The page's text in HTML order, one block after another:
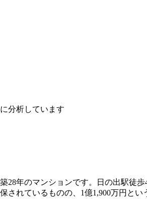
分析しています
28年のマンションです。日の出駅徒
されているものの、1億1,900万円と